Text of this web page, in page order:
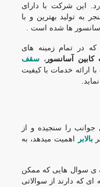
این شرکت با دارای
به تولید بهترین و با
آسانسور ها شده است .
در تمام زمینه های
کابین آسانسور ،سقف
ارائه خدمات با کیفیت
جوانب را سنجیده و از
بالابر
اهمیت میدهد، به
ی سوال هایی که ممکن
ای که دارند از سوالاتی